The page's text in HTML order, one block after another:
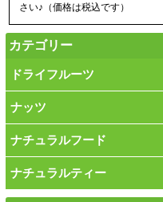
さい♪（価格は税込です）
カテゴリー
ドライフルーツ
ナッツ
ナチュラルフード
ナチュラルティー